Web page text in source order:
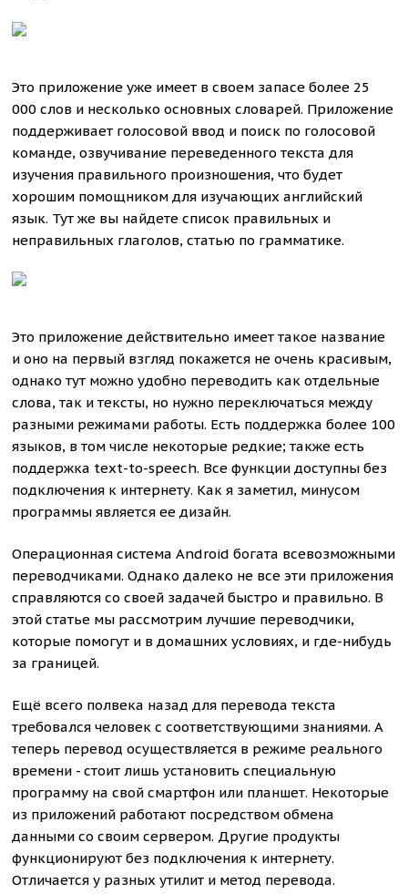
Это приложение уже имеет в своем запасе более 25
000 слов и несколько основных словарей. Приложение
поддерживает голосовой ввод и поиск по голосовой
команде, озвучивание переведенного текста для
изучения правильного произношения, что будет
хорошим помощником для изучающих английский
язык. Тут же вы найдете список правильных и
неправильных глаголов, статью по грамматике.
Это приложение действительно имеет такое название
и оно на первый взгляд покажется не очень красивым,
однако тут можно удобно переводить как отдельные
слова, так и тексты, но нужно переключаться между
разными режимами работы. Есть поддержка более 100
языков, в том числе некоторые редкие; также есть
поддержка text-to-speech. Все функции доступны без
подключения к интернету. Как я заметил, минусом
программы является ее дизайн.
Операционная система Android богата всевозможными
переводчиками. Однако далеко не все эти приложения
справляются со своей задачей быстро и правильно. В
этой статье мы рассмотрим лучшие переводчики,
которые помогут и в домашних условиях, и где-нибудь
за границей.
Ещё всего полвека назад для перевода текста
требовался человек с соответствующими знаниями. А
теперь перевод осуществляется в режиме реального
времени - стоит лишь установить специальную
программу на свой смартфон или планшет. Некоторые
из приложений работают посредством обмена
данными со своим сервером. Другие продукты
функционируют без подключения к интернету.
Отличается у разных утилит и метод перевода.